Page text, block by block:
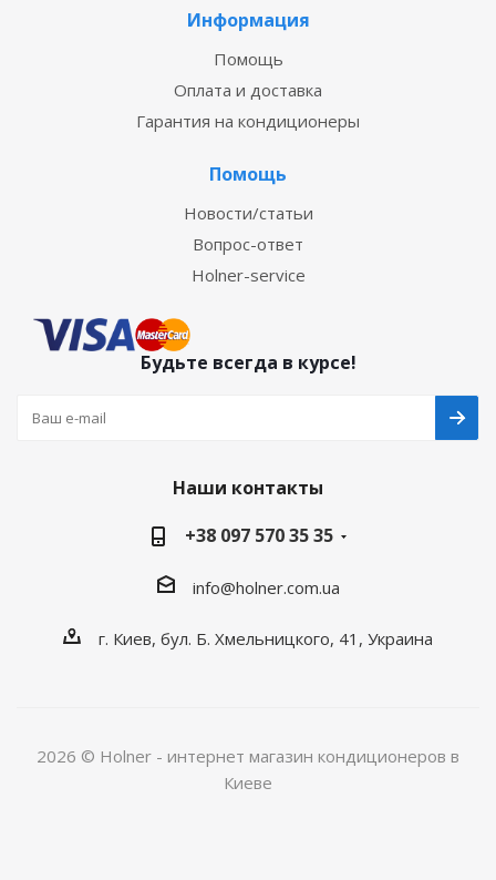
Информация
Помощь
Оплата и доставка
Гарантия на кондиционеры
Помощь
Новости/статьи
Вопрос-ответ
Holner-service
Будьте всегда в курсе!
Наши контакты
+38 097 570 35 35
info@holner.com.ua
г. Киев, бул. Б. Хмельницкого, 41, Украина
2026 © Holner - интернет магазин кондиционеров в
Киеве